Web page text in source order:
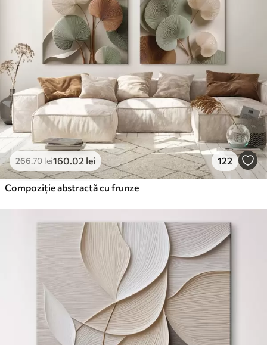
266.70lei160.02 lei 122
Compoziție abstractă cu frunze